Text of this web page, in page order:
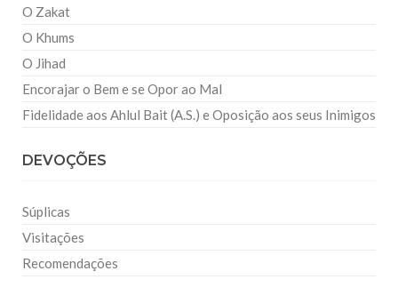
O Zakat
O Khums
O Jihad
Encorajar o Bem e se Opor ao Mal
Fidelidade aos Ahlul Bait (A.S.) e Oposição aos seus Inimigos
DEVOÇÕES
Súplicas
Visitações
Recomendações